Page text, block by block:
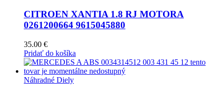
CITROEN XANTIA 1.8 RJ MOTORA
0261200664 9615045880
35.00 €
Pridať do košíka
Náhradné Diely